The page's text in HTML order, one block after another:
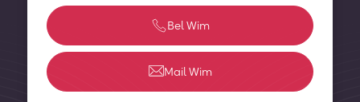
Bel Wim
Mail Wim